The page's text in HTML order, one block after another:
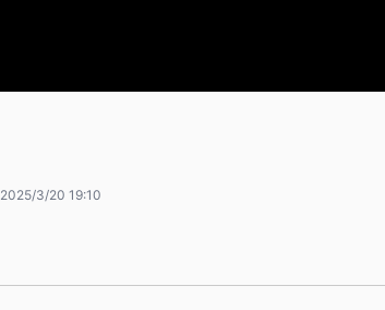
2025/3/20 19:10